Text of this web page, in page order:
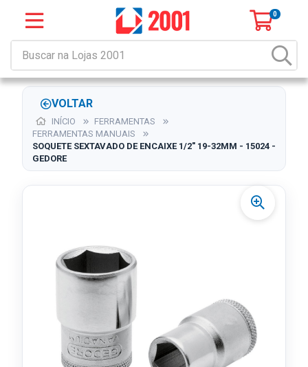
0
VOLTAR
INÍCIO
FERRAMENTAS
FERRAMENTAS MANUAIS
SOQUETE SEXTAVADO DE ENCAIXE 1/2" 19-32MM - 15024 -
GEDORE